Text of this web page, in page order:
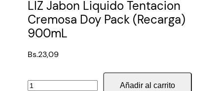
LIZ Jabon Liquido Tentacion
Cremosa Doy Pack (Recarga)
900mL
Bs.23,09
LIZ
Añadir al carrito